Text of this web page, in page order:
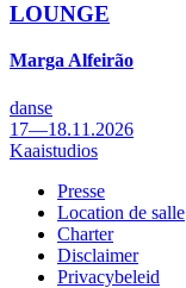
LOUNGE
Marga Alfeirão
danse
17—18.11.2026
Kaaistudios
Footer
Presse
Location de salle
Charter
Disclaimer
Privacybeleid